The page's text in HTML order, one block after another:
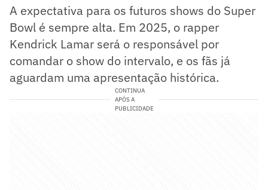
A expectativa para os futuros shows do Super
Bowl é sempre alta. Em 2025, o rapper
Kendrick Lamar será o responsável por
comandar o show do intervalo, e os fãs já
aguardam uma apresentação histórica.
CONTINUA
APÓS A
PUBLICIDADE